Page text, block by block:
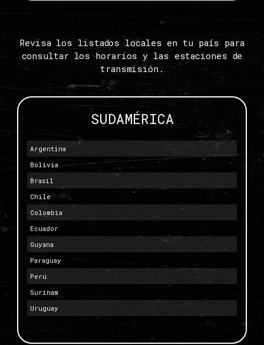
Revisa los listados locales en tu país para
consultar los horarios y las estaciones de
transmisión.
SUDAMÉRICA
Argentina
Bolivia
Brasil
Chile
Colombia
Ecuador
Guyana
Paraguay
Perú
Surinam
Uruguay